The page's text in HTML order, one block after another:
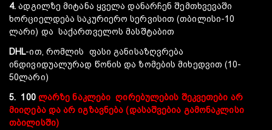
4. ადგილზე მიტანა ყველა დანარჩენ შემთხვევაში
ხორციელდება საკურიერო სერვისით (თბილისი-10
ლარი) და საქართველოს მასშტაბით
DHL-ით, რომლის ფასი განისაზღვრება
ინდივიდუალურად წონის და ზომების მიხედვით (10-
50ლარი)
5. 100 ლარზე ნაკლები ღირებულების შეკვეთები არ
მიიღება და არ იგზავნება (დასაშვებია გამონაკლისი
თბილისში)